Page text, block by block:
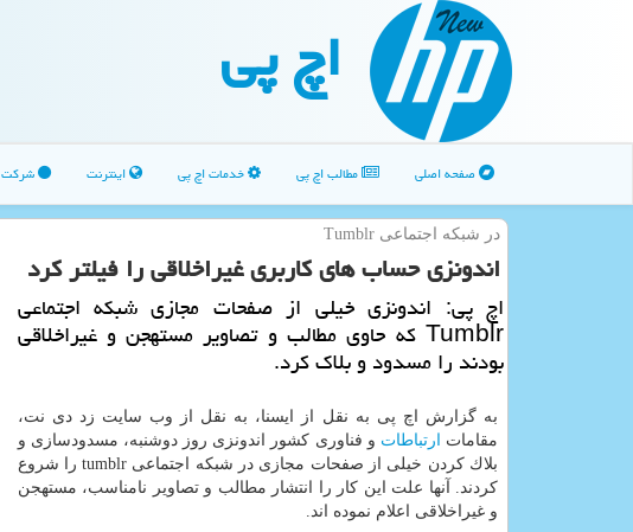
اچ پی
صفحه اصلی مطالب اچ پی خدمات اچ پی اینترنت شرکت
در شبكه اجتماعی Tumblr
اندونزی حساب های كاربری غیراخلاقی را فیلتر كرد
اچ پی: اندونزی خیلی از صفحات مجازی شبكه اجتماعی
Tumblr كه حاوی مطالب و تصاویر مستهجن و غیراخلاقی
بودند را مسدود و بلاك كرد.
به گزارش اچ پی به نقل از ایسنا، به نقل از وب سایت زد دی نت،
مقامات
ارتباطات و فناوری كشور اندونزی روز دوشنبه، مسدودسازی و
بلاك كردن خیلی از صفحات مجازی در شبكه اجتماعی tumblr را شروع
كردند. آنها علت این كار را انتشار مطالب و تصاویر نامناسب، مستهجن
و غیراخلاقی اعلام نموده اند.